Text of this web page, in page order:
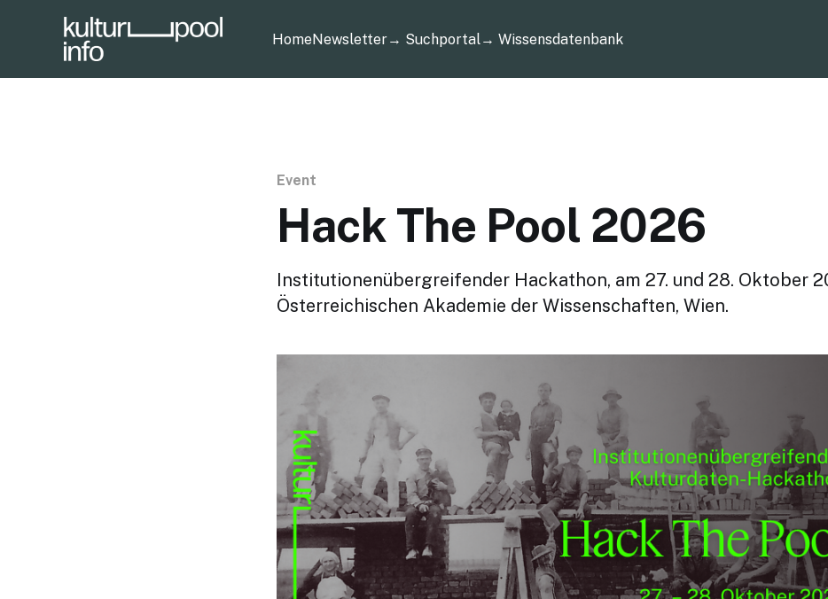
HomeNewsletter→ Suchportal→ Wissens­datenbank
Event
Hack The Pool 2026
Institutionenübergreifender Hackathon, am 27. und 28. Oktober
Österreichischen Akademie der Wissenschaften, Wien.